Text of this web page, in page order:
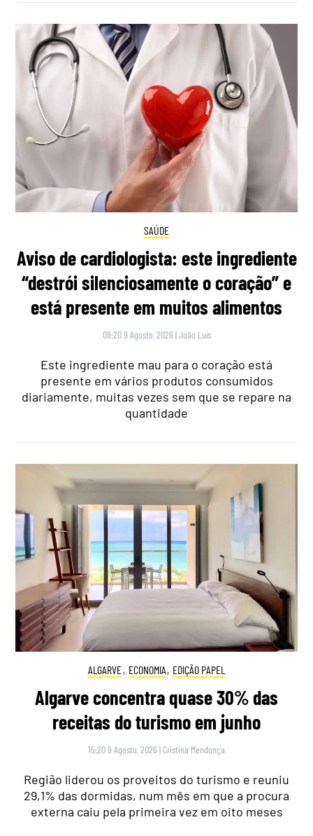
SAÚDE
Aviso de cardiologista: este ingrediente
“destrói silenciosamente o coração” e
está presente em muitos alimentos
08:20 9 Agosto, 2026 |João Luís
Este ingrediente mau para o coração está
presente em vários produtos consumidos
diariamente, muitas vezes sem que se repare na
quantidade
ALGARVE, ECONOMIA, EDIÇÃO PAPEL
Algarve concentra quase 30% das
receitas do turismo em junho
15:20 9 Agosto, 2026 | Cristina Mendonça
Região liderou os proveitos do turismo e reuniu
29,1% das dormidas, num mês em que a procura
externa caiu pela primeira vez em oito meses